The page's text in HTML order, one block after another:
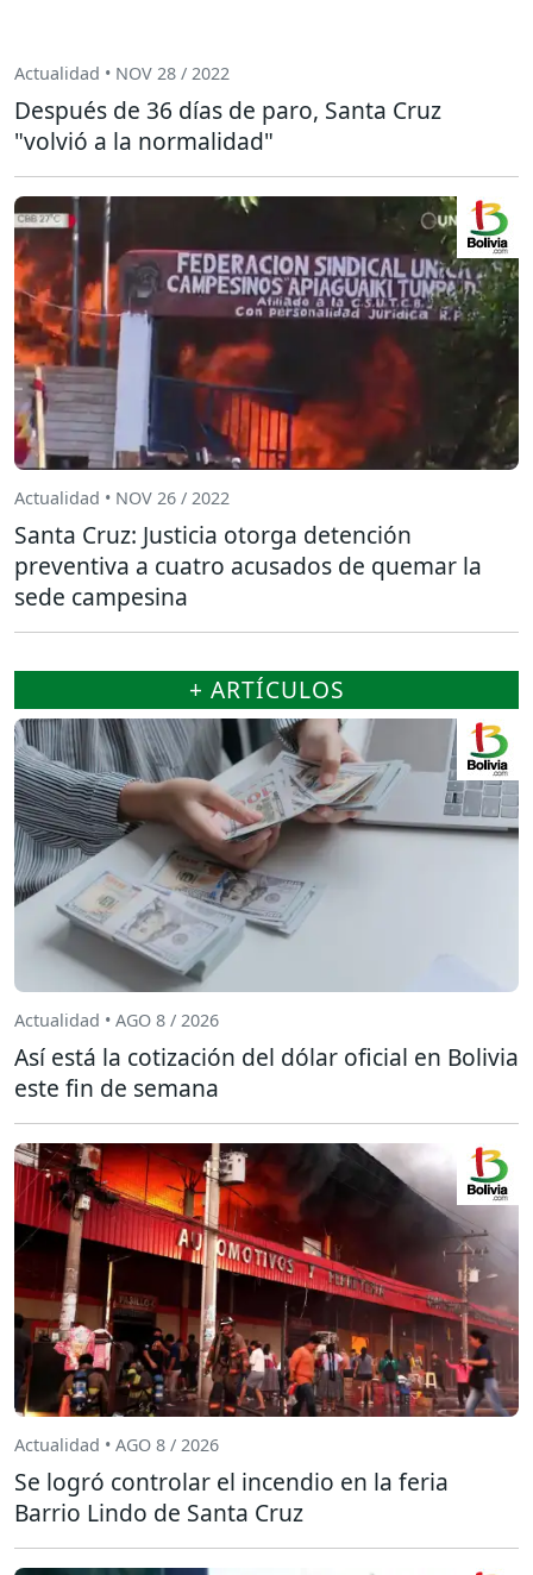
Actualidad • NOV 28 / 2022
Después de 36 días de paro, Santa Cruz
"volvió a la normalidad"
Actualidad • NOV 26 / 2022
Santa Cruz: Justicia otorga detención
preventiva a cuatro acusados de quemar la
sede campesina
+ ARTÍCULOS
Actualidad • AGO 8 / 2026
Así está la cotización del dólar oficial en Bolivia
este fin de semana
Actualidad • AGO 8 / 2026
Se logró controlar el incendio en la feria
Barrio Lindo de Santa Cruz